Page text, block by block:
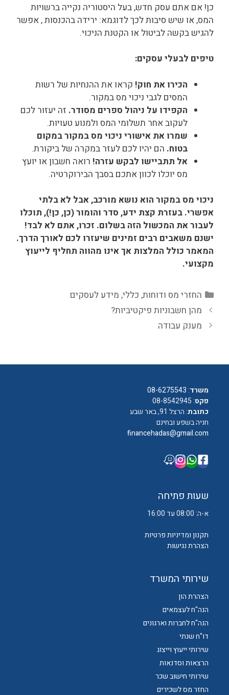
כן! אם אתם עסק חדש, בעל היסטוריה נקייה ברשויות
המס, או שיש סיבות לכך לדוגמא: ירידה בהכנסות , אפשר
להגיש בקשה לביטול או הקטנת הניכוי.
טיפים לבעלי עסקים:
הכירו את חוק! קראו את ההנחיות של רשות
המסים לגבי ניכוי מס במקור.
הקפידו על ניהול ספרים מסודר. זה יעזור לכם
לעקוב אחר תשלומי המס ולמנוע טעויות.
שמרו את אישורי ניכוי מס במקור במקום
בטוח. הם יהיו לכם לעזר במקרה של ביקורת.
אל תתביישו לבקש עזרה! רואה חשבון או יועץ
מס יוכלו לכוון אתכם בסבך הבירוקרטיה.
ניכוי מס במקור הוא נושא מורכב, אבל לא בלתי
אפשרי. בעזרת קצת ידע, סדר והומור (כן, כן!), תוכלו
לעבור את המכשול הזה בשלום. זכרו, אתם לא לבד!
ישנם משאבים רבים זמינים שיעזרו לכם לאורך הדרך.
המאמר כולל המלצות אך אינו מהווה תחליף לייעוץ
מקצועי.
קטגוריות
החזרי מס ודוחות, כללי, מידע לעסקים
מהן חשבוניות פיקטיביות?
מענק עבודה
משרד:
08-6275543
פקס: 08-8542945
כתובת: הרצל 91, באר שבע
חניה בשפע ובחינם
financehadas@gmail.com
שעות פתיחה
א-ה: 08:00 עד 16:00
תקנון ומדיניות פרטיות
הצהרת נגישות
שירותי המשרד
הצהרת הון
הנה"ח לעצמאים
הנה"ח לחברות וארגונים
דו"ח שנתי
שירותי ייעוץ וייצוג
הרצאות וסדנאות
שירותי חישוב שכר
החזר מס לשכירים